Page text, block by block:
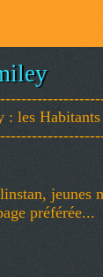
les Habitants
jeunes
préférée...